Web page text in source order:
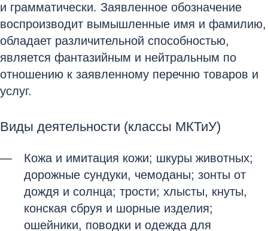
и грамматически. Заявленное обозначение
воспроизводит вымышленные имя и фамилию,
обладает различительной способностью,
является фантазийным и нейтральным по
отношению к заявленному перечню товаров и
услуг.
Виды деятельности (классы МКТиУ)
Кожа и имитация кожи; шкуры животных;
дорожные сундуки, чемоданы; зонты от
дождя и солнца; трости; хлысты, кнуты,
конская сбруя и шорные изделия;
ошейники, поводки и одежда для